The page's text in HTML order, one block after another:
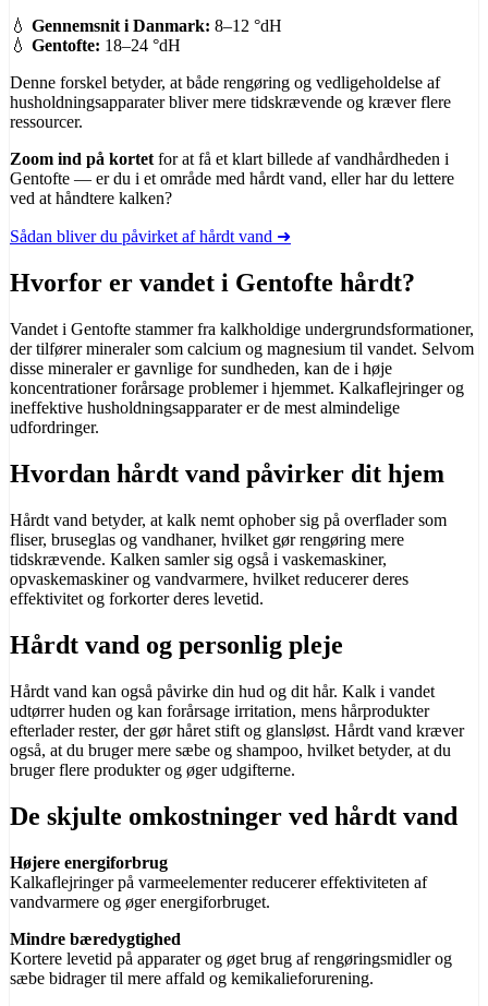
💧 Gennemsnit i Danmark: 8–12 °dH
💧 Gentofte: 18–24 °dH
Denne forskel betyder, at både rengøring og vedligeholdelse af
husholdningsapparater bliver mere tidskrævende og kræver flere
ressourcer.
Zoom ind på kortetfor at få et klart billede af vandhårdheden i
Gentofte — er du i et område med hårdt vand, eller har du lettere
ved at håndtere kalken?
Sådan bliver du påvirket af hårdt vand ➜
Hvorfor er vandet i Gentofte hårdt?
Vandet i Gentofte stammer fra kalkholdige undergrundsformationer,
der tilfører mineraler som calcium og magnesium til vandet. Selvom
disse mineraler er gavnlige for sundheden, kan de i høje
koncentrationer forårsage problemer i hjemmet. Kalkaflejringer og
ineffektive husholdningsapparater er de mest almindelige
udfordringer.
Hvordan hårdt vand påvirker dit hjem
Hårdt vand betyder, at kalk nemt ophober sig på overflader som
fliser, bruseglas og vandhaner, hvilket gør rengøring mere
tidskrævende. Kalken samler sig også i vaskemaskiner,
opvaskemaskiner og vandvarmere, hvilket reducerer deres
effektivitet og forkorter deres levetid.
Hårdt vand og personlig pleje
Hårdt vand kan også påvirke din hud og dit hår. Kalk i vandet
udtørrer huden og kan forårsage irritation, mens hårprodukter
efterlader rester, der gør håret stift og glansløst. Hårdt vand kræver
også, at du bruger mere sæbe og shampoo, hvilket betyder, at du
bruger flere produkter og øger udgifterne.
De skjulte omkostninger ved hårdt vand
Højere energiforbrug
Kalkaflejringer på varmeelementer reducerer effektiviteten af
vandvarmere og øger energiforbruget.
Mindre bæredygtighed
Kortere levetid på apparater og øget brug af rengøringsmidler og
sæbe bidrager til mere affald og kemikalieforurening.